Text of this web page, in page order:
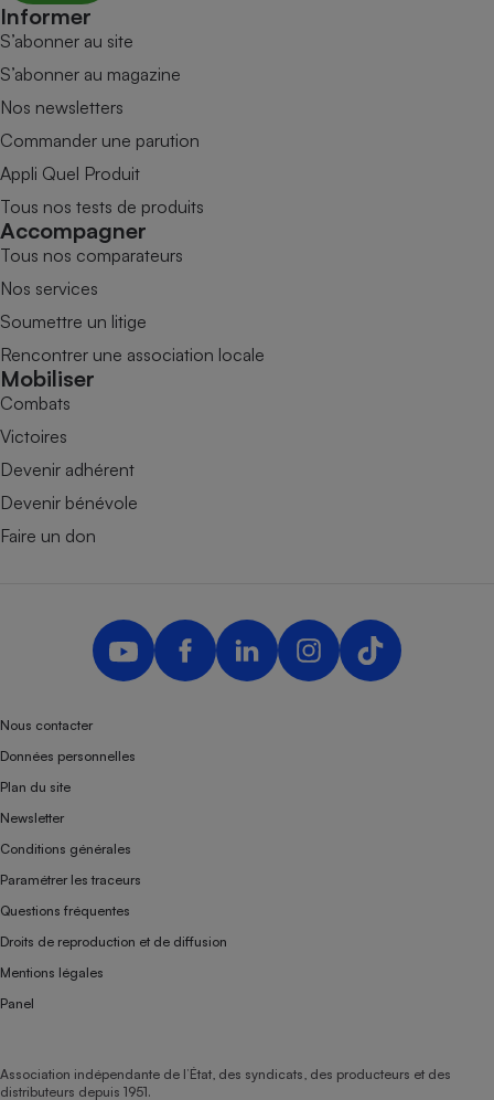
Informer
S’abonner au site
S’abonner au magazine
Nos newsletters
Commander une parution
Appli Quel Produit
Tous nos tests de produits
Accompagner
Tous nos comparateurs
Nos services
Soumettre un litige
Rencontrer une association locale
Mobiliser
Combats
Victoires
Devenir adhérent
Devenir bénévole
Faire un don
Nous contacter
Données personnelles
Plan du site
Newsletter
Conditions générales
Paramétrer les traceurs
Questions fréquentes
Droits de reproduction et de diffusion
Mentions légales
Panel
Association indépendante de l’État, des syndicats, des producteurs et des
distributeurs depuis 1951.